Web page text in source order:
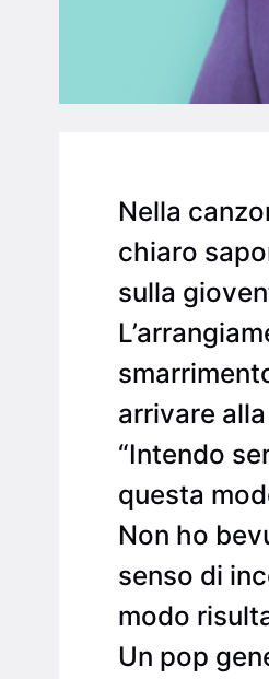
Nella
chiaro
sulla
arrivare
“Intendo
questa
Non ho
senso di
modo
Un pop